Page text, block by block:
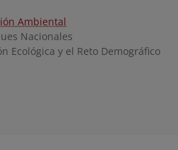
Ambiental
Nacionales
Ecológica y el Reto Demográfico